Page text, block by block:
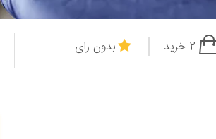
بدون رای